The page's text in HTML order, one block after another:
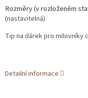
Rozměry (v rozloženém
(nastavitelná)
Tip na dárek pro milovníky
Detailní informace